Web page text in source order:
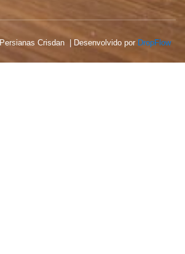
Crisdan | Desenvolvido por DropFlow